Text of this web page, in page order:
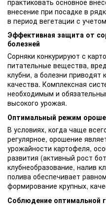
внесение при посадке в
в период вегетации с
Эффективная защита от
болезней
Сорняки конкурируют с
питательные вещества,
клубни, а болезни
качества. Комплексная
необходимым и
высокого урожая.
Оптимальный режим
В условиях, когда чаще
регулярное, орошение
урожайности картофеля,
развития (активный рост
клубнеобразование, налив
полива обеспечивает
формирование крупных,
Соблюдение оптимальной